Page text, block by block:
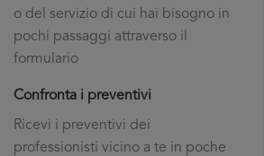
o del servizio di cui hai bisogno in
pochi passaggi attraverso il
formulario
Confronta i preventivi
Ricevi i preventivi dei
professionisti vicino a te in poche